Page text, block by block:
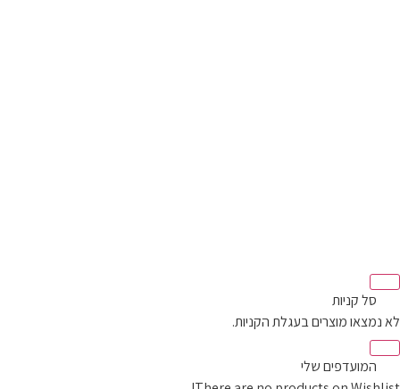
סל קניות‬
לא נמצאו מוצרים בעגלת הקניות.
המועדפים שלי